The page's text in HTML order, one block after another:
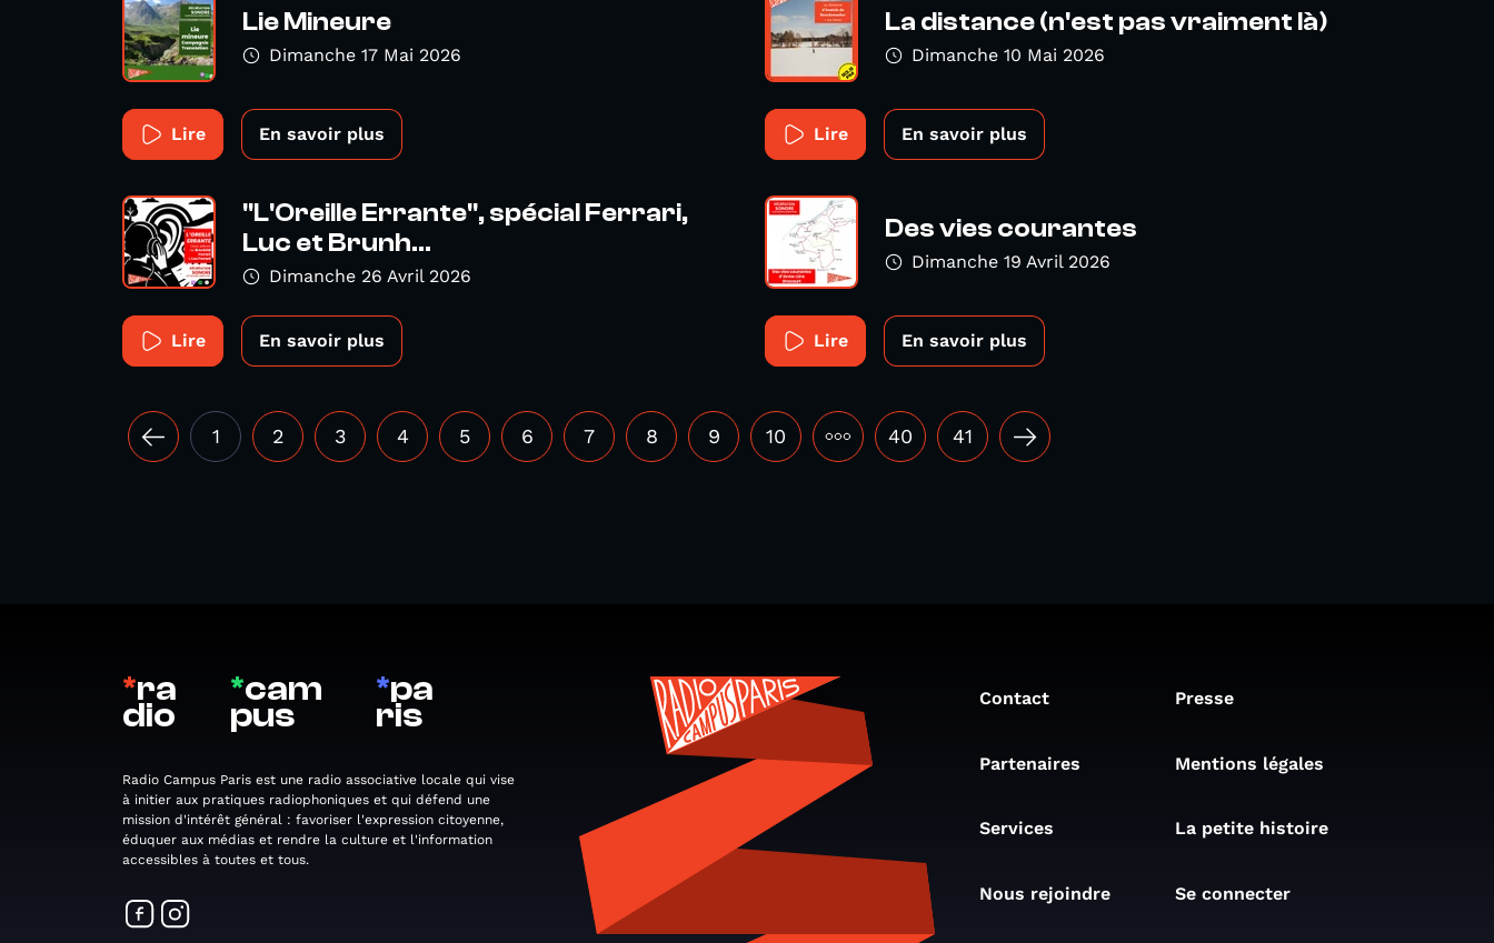
Lie Mineure
Dimanche 17 Mai 2026
Lire En savoir plus
La distance (n'est pas vraiment là)
Dimanche 10 Mai 2026
Lire En savoir plus
"L'Oreille Errante", spécial Ferrari,
Luc et Brunh...
Dimanche 26 Avril 2026
Lire En savoir plus
Des vies courantes
Dimanche 19 Avril 2026
Lire En savoir plus
1 2 3 4 5 6 7 8 9 10 ••• 40 41
*ra
dio
*cam
pus
*pa
ris
Radio Campus Paris est une radio associative locale qui vise
à initier aux pratiques radiophoniques et qui défend une
mission d'intérêt général : favoriser l'expression citoyenne,
éduquer aux médias et rendre la culture et l'information
accessibles à toutes et tous.
Contact Presse
Partenaires Mentions légales
Services La petite histoire
Nous rejoindre Se connecter